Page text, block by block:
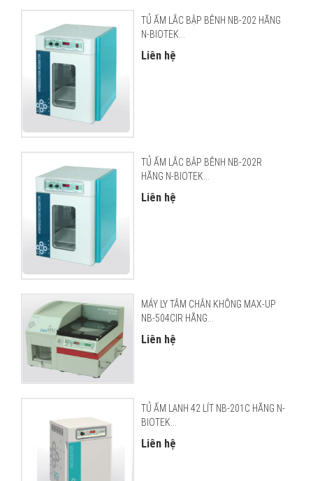
TỦ ẤM LẮC BẬP BÊNH NB-202 HÃNG
N-BIOTEK...
Liên hệ
TỦ ẤM LẮC BẬP BÊNH NB-202R
HÃNG N-BIOTEK...
Liên hệ
MÁY LY TÂM CHÂN KHÔNG MAX-UP
NB-504CIR HÃNG...
Liên hệ
TỦ ẤM LẠNH 42 LÍT NB-201C HÃNG N-
BIOTEK...
Liên hệ